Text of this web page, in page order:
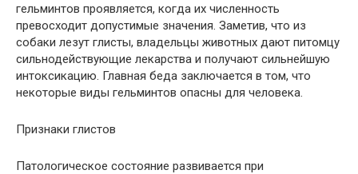
гельминтов проявляется, когда их численность
превосходит допустимые значения. Заметив, что из
собаки лезут глисты, владельцы животных дают питомцу
сильнодействующие лекарства и получают сильнейшую
интоксикацию. Главная беда заключается в том, что
некоторые виды гельминтов опасны для человека.
Признаки глистов
Патологическое состояние развивается при